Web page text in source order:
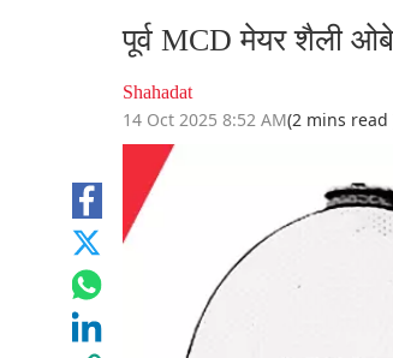
पूर्व MCD मेयर शैली
Shahadat
14 Oct 2025 8:52 AM(2 mins read